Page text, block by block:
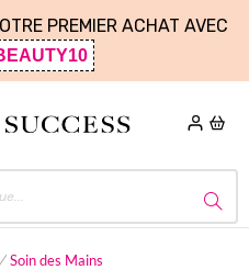
PREMIER ACHAT AVEC
Soin des Mains